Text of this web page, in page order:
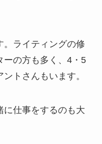
。ライティングの修
ーの方も多く、4・5
トさんもいます。
に仕事をするのも大